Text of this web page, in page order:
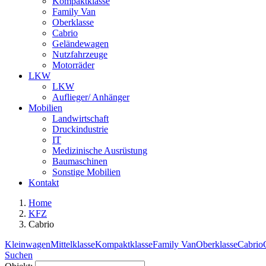
Family Van
Oberklasse
Cabrio
Geländewagen
Nutzfahrzeuge
Motorräder
LKW
LKW
Auflieger/ Anhänger
Mobilien
Landwirtschaft
Druckindustrie
IT
Medizinische Ausrüstung
Baumaschinen
Sonstige Mobilien
Kontakt
Home
KFZ
Cabrio
KleinwagenMittelklasseKompaktklasseFamily VanOberklasseCabrio
Suchen